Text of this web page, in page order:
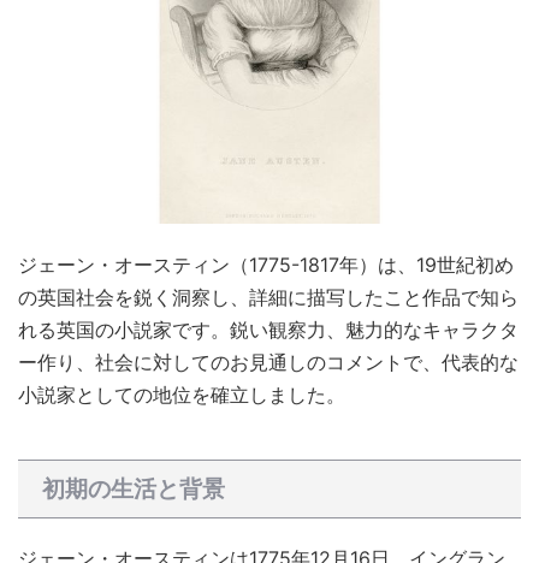
ジェーン・オースティン（1775-1817年）は、19世紀初め
の英国社会を鋭く洞察し、詳細に描写したこと作品で知ら
れる英国の小説家です。鋭い観察力、魅力的なキャラクタ
ー作り、社会に対してのお見通しのコメントで、代表的な
小説家としての地位を確立しました。
初期の生活と背景
ジェーン・オースティンは1775年12月16日、イングラン